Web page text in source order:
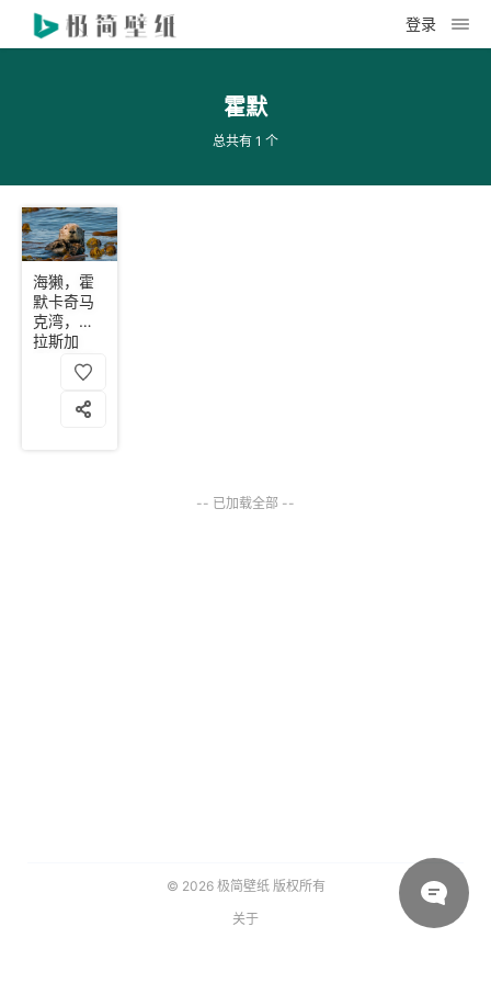
登录
霍默
总共有 1 个
海獭，霍
默卡奇马
克湾，阿
拉斯加
州，美国
-- 已加载全部 --
© 2026 极简壁纸版权所有
关于